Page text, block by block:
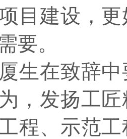
目建设，
要。
在致辞中
，发扬工
程、示范